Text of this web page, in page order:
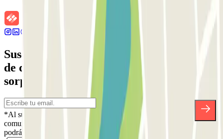
Suscríbete a nuestra newsletter y entérate
de descuentos, sorteos y otras muchas
sorpresas.
*Al suscribirte aceptas nuestra Política de Privacidad para recibir
comunicaciones comerciales de Parclick. Sin ningún compromiso,
podrás darte de baja cuando quieras en la misma newsletter.